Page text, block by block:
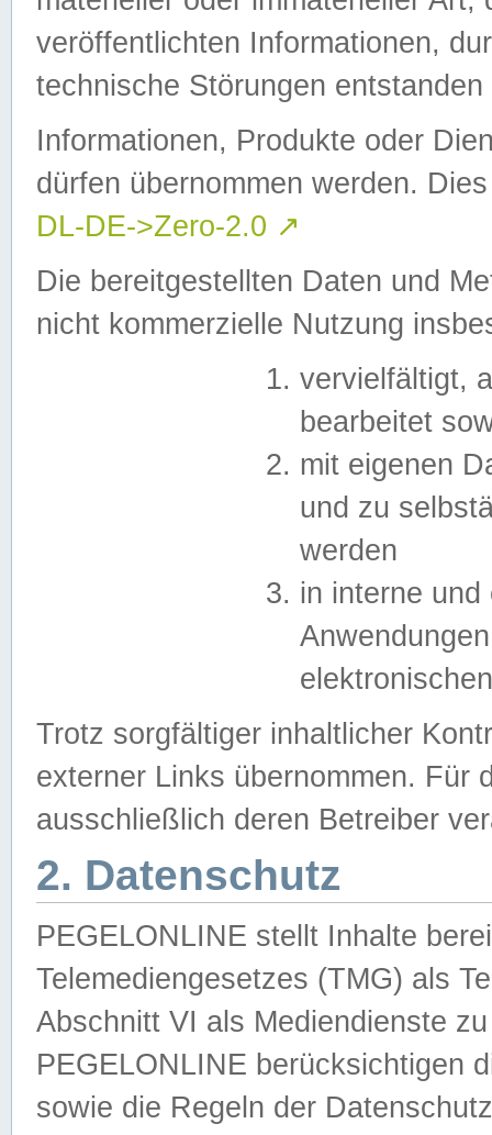
veröffentlichten Informationen,
technische Störungen
Informationen, Produkte oder
dürfen übernommen werden.
DL-DE->Zero-2.0 ↗
Die bereitgestellten Daten und
nicht kommerzielle Nutzung
vervielfältigt,
bearbeitet
mit eigenen
und zu
werden
in interne
Trotz sorgfältiger inhaltlicher
externer Links übernommen. Für
ausschließlich deren Betreiber
2. Datenschutz
PEGELONLINE stellt Inhalte
Telemediengesetzes (TMG) als
Abschnitt VI als Mediendienste
PEGELONLINE berücksichtigen
sowie die Regeln der